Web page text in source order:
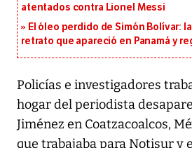
atentados contra Lionel Messi
El óleo perdido de Simón Bolívar:
retrato que apareció en Panamá y
Policías e investigadores
hogar del periodista
Jiménez en Coatzacoalcos,
que trabajaba para Notisur y